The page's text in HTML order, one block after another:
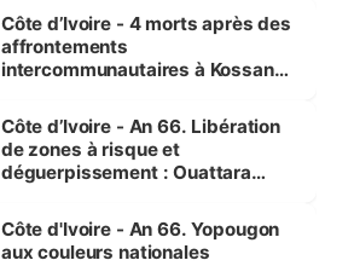
générations futures »
Côte d’Ivoire - 4 morts après des
affrontements
intercommunautaires à Kossandji
milieu des sinistrés
Côte d’Ivoire - An 66. Libération
de zones à risque et
déguerpissement : Ouattara
l'Etat de droit pour préserver les
vies humaines »
Côte d'Ivoire - An 66. Yopougon
aux couleurs nationales